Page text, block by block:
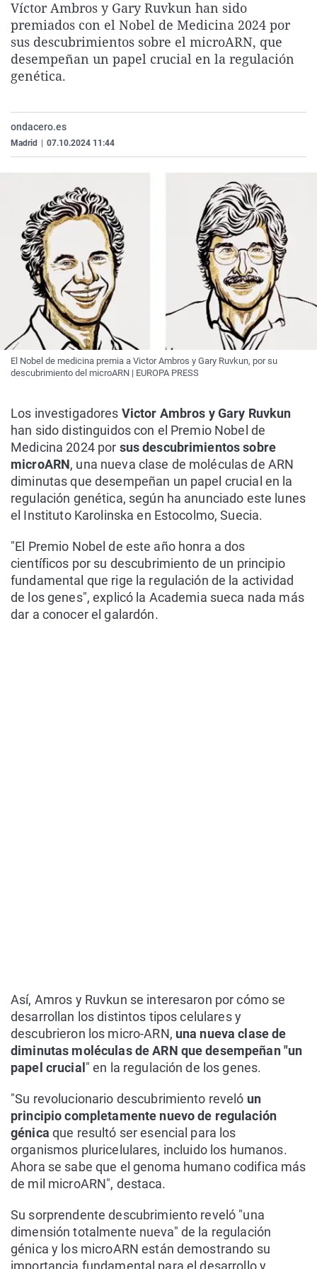
La rosa de los vientos
Gente viajera
Como el perro y el
Caso
Retornados
Equipo de
Extremadura
Galicia
La Rioja
País Vasco
Virales
Televisión
Elecciones
Víctor Ambros y Gary Ruvkun han sido
premiados con el Nobel de Medicina 2024 por
sus descubrimientos sobre el microARN, que
desempeñan un papel crucial en la regulación
genética.
ondacero.es
Madrid 07.10.2024 11:44
El Nobel de medicina premia a Victor Ambros y Gary Ruvkun, por su
descubrimiento del microARN | EUROPA PRESS
Los investigadores Victor Ambros y Gary Ruvkun
han sido distinguidos con el Premio Nobel de
Medicina 2024 por sus descubrimientos sobre
microARN, una nueva clase de moléculas de ARN
diminutas que desempeñan un papel crucial en la
regulación genética, según ha anunciado este lunes
el Instituto Karolinska en Estocolmo, Suecia.
"El Premio Nobel de este año honra a dos
científicos por su descubrimiento de un principio
fundamental que rige la regulación de la actividad
de los genes", explicó la Academia sueca nada más
dar a conocer el galardón.
Así, Amros y Ruvkun se interesaron por cómo se
desarrollan los distintos tipos celulares y
descubrieron los micro-ARN, una nueva clase de
diminutas moléculas de ARN que desempeñan "un
papel crucial " en la regulación de los genes.
"Su revolucionario descubrimiento reveló un
principio completamente nuevo de regulación
génica que resultó ser esencial para los
organismos pluricelulares, incluido los humanos.
Ahora se sabe que el genoma humano codifica más
de mil microARN", destaca.
Su sorprendente descubrimiento reveló "una
dimensión totalmente nueva" de la regulación
génica y los microARN están demostrando su
importancia fundamental para el desarrollo y